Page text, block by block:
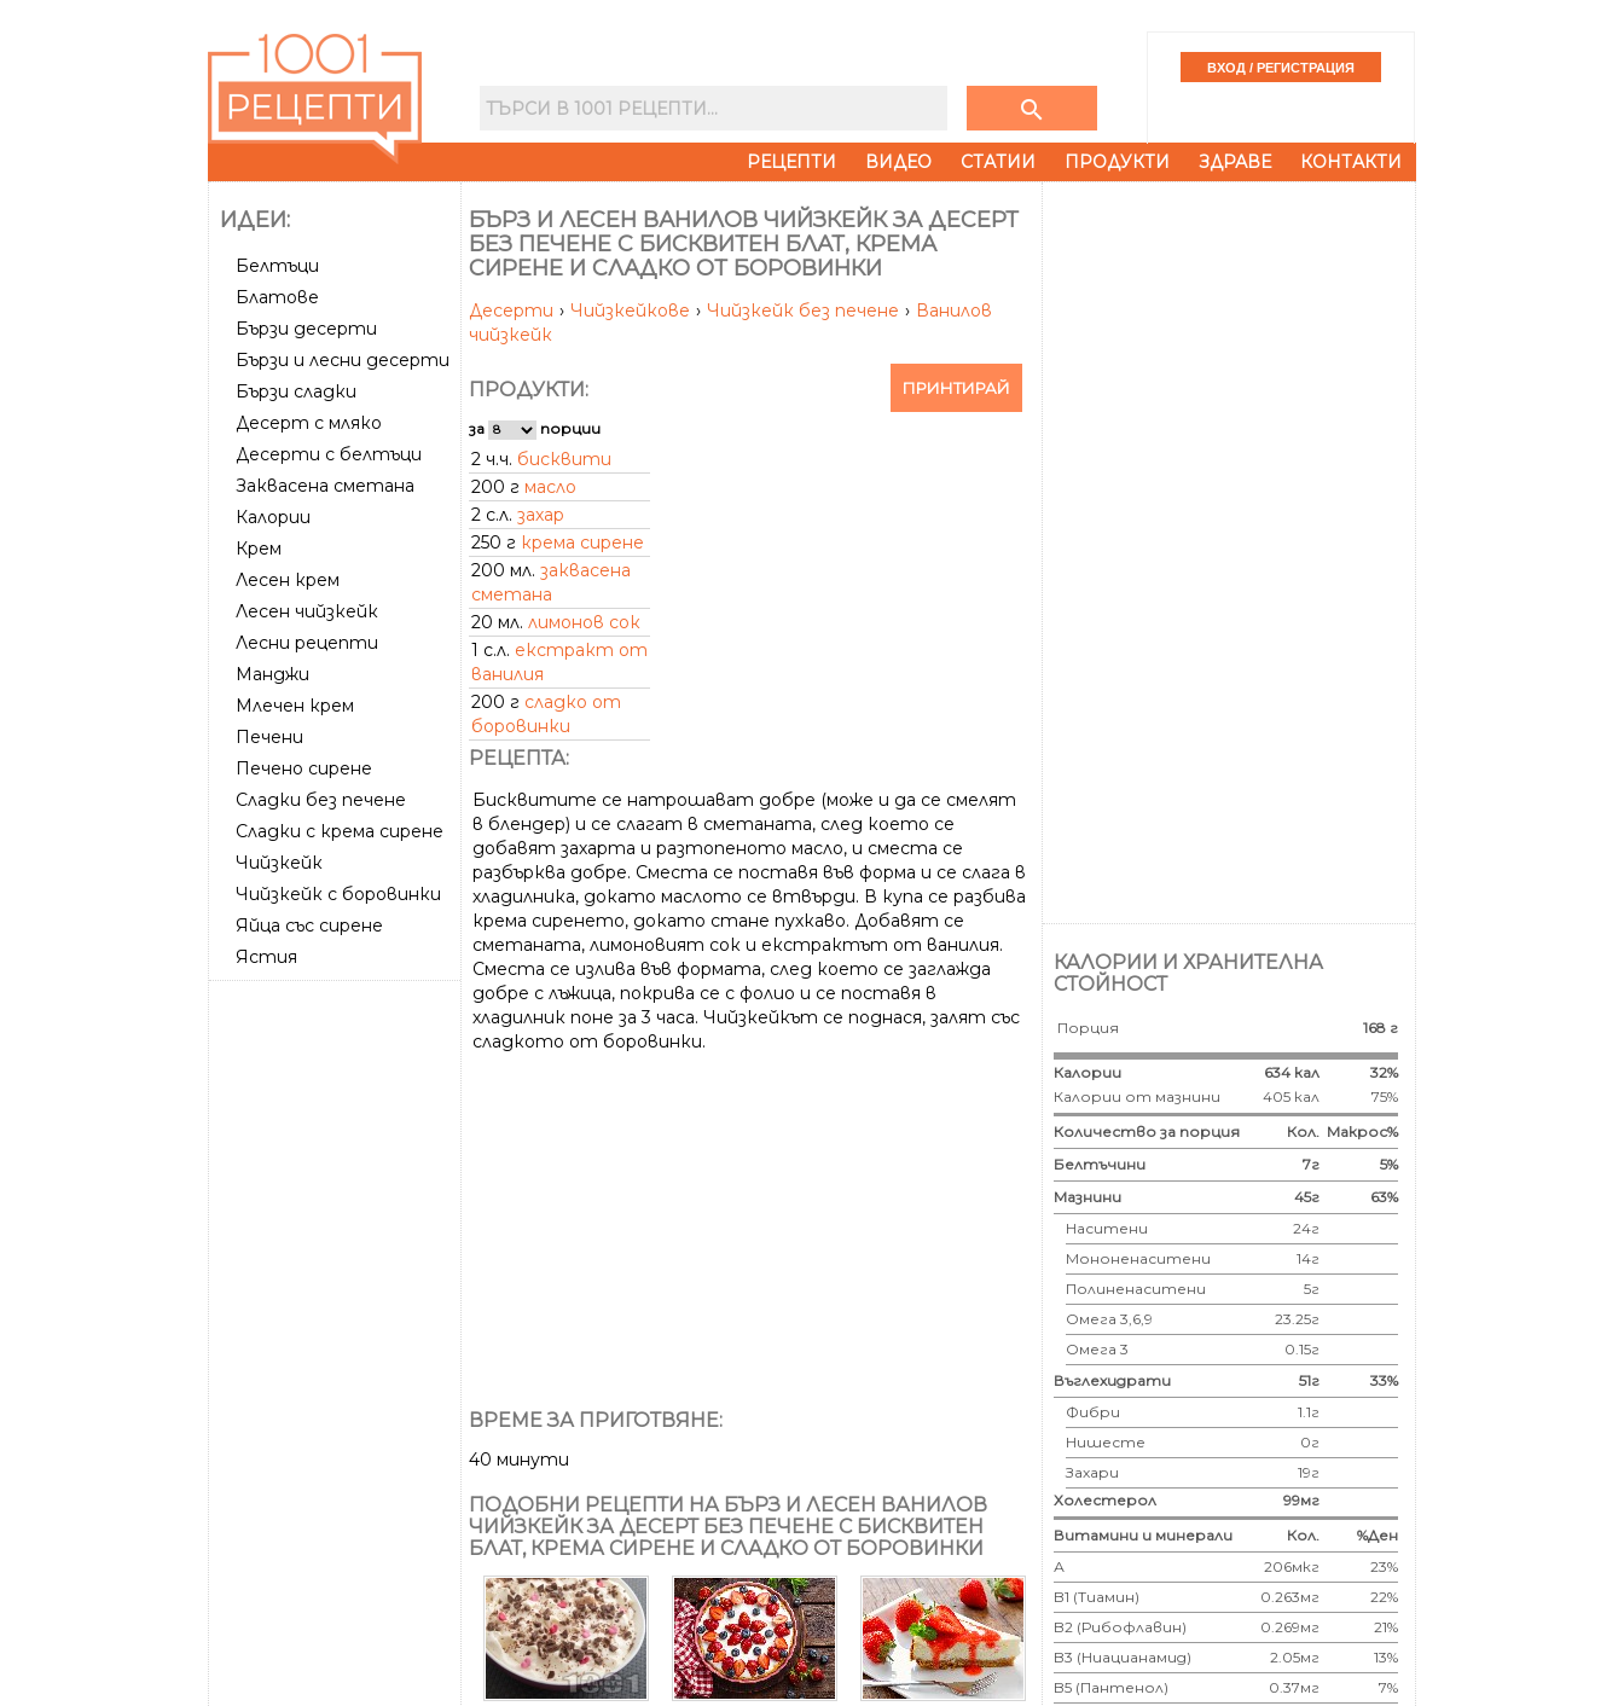
search
РЕЦЕПТИ ВИДЕО СТАТИИ ПРОДУКТИ ЗДРАВЕ КОНТАКТИ
ИДЕИ:
Белтъци
Блатове
Бързи десерти
Бързи и лесни десерти
Бързи сладки
Десерт с мляко
Десерти с белтъци
Заквасена сметана
Калории
Крем
Лесен крем
Лесен чийзкейк
Лесни рецепти
Манджи
Млечен крем
Печени
Печено сирене
Сладки без печене
Сладки с крема сирене
Чийзкейк
Чийзкейк с боровинки
Яйца със сирене
Ястия
БЪРЗ И ЛЕСЕН ВАНИЛОВ ЧИЙЗКЕЙК ЗА ДЕСЕРТ
БЕЗ ПЕЧЕНЕ С БИСКВИТЕН БЛАТ, КРЕМА
СИРЕНЕ И СЛАДКО ОТ БОРОВИНКИ
Десерти › Чийзкейкове › Чийзкейк без печене › Ванилов
чийзкейк
ПРИНТИРАЙ
ПРОДУКТИ:
за порции
2 ч.ч. бисквити
200 г масло
2 с.л. захар
250 г крема сирене
200 мл. заквасена
сметана
20 мл. лимонов сок
1 с.л. екстракт от
ванилия
200 г сладко от
боровинки
РЕЦЕПТА:
Бисквитите се натрошават добре (може и да се смелят
в блендер) и се слагат в сметаната, след което се
добавят захарта и разтопеното масло, и сместа се
разбърква добре. Сместа се поставя във форма и се слага в
хладилника, докато маслото се втвърди. В купа се разбива
крема сиренето, докато стане пухкаво. Добавят се
сметаната, лимоновият сок и екстрактът от ванилия.
Сместа се излива във формата, след което се заглажда
добре с лъжица, покрива се с фолио и се поставя в
хладилник поне за 3 часа. Чийзкейкът се поднася, залят със
сладкото от боровинки.
ВРЕМЕ ЗА ПРИГОТВЯНЕ:
40 минути
ПОДОБНИ РЕЦЕПТИ НА БЪРЗ И ЛЕСЕН ВАНИЛОВ
ЧИЙЗКЕЙК ЗА ДЕСЕРТ БЕЗ ПЕЧЕНЕ С БИСКВИТЕН
БЛАТ, КРЕМА СИРЕНЕ И СЛАДКО ОТ БОРОВИНКИ
КАЛОРИИ И ХРАНИТЕЛНА
СТОЙНОСТ
Порция 168 г
Калории 634 кал
32%
Калории от мазнини
405 кал
75%
Количество за порция
Кол. Макрос%
Белтъчини
7г
5%
Мазнини
45г
63%
Наситени
24г
Мононенаситени
14г
Полиненаситени
5г
Омега 3,6,9
23.25г
Омега 3
0.15г
Въглехидрати
51г
33%
Фибри
1.1г
Нишесте
0г
Захари
19г
Холестерол
99мг
Витамини и минерали
Кол.
%Ден
А
206мкг
23%
B1 (Тиамин)
0.263мг
22%
B2 (Рибофлавин)
0.269мг
21%
B3 (Ниацианамид)
2.05мг
13%
B5 (Пантенол)
0.37мг
7%